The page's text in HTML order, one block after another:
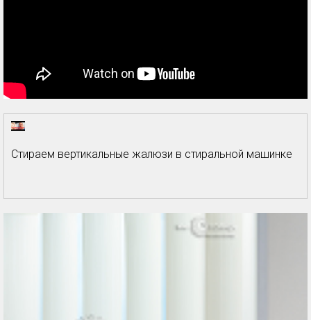
Стираем вертикальные жалюзи в стиральной машинке